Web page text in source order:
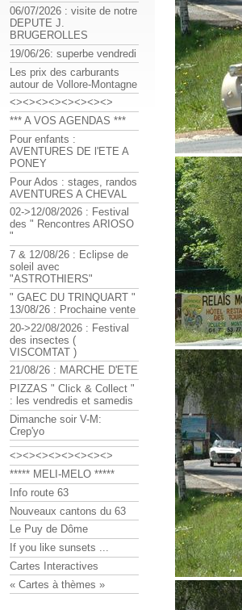
06/07/2026 : visite de notre
DEPUTE J.
BRUGEROLLES
19/06/26: superbe vendredi
Les prix des carburants
autour de Vollore-Montagne
<><><><><><><><>
*** A VOS AGENDAS ***
Pour enfants :
AVENTURES DE l'ETE A
PONEY
Pour Ados : stages, randos
AVENTURES A CHEVAL
02->12/08/2026 : Festival
des " Rencontres ARIOSO
"
7 & 12/08/26 : Eclipse de
soleil avec
"ASTROTHIERS"
" GAEC DU TRINQUART "
13/08/26 : Prochaine vente
20->22/08/2026 : Festival
des insectes (
VISCOMTAT )
21/08/26 : MARCHE D'ETE
PIZZAS " Click & Collect "
: les vendredis et samedis
Dimanche soir V-M:
Crep'yo
<><><><><><><><>
***** MELI-MELO *****
Info route 63
Nouveaux cantons du 63
Le Puy de Dôme
If you like sunsets ...
Cartes Interactives
« Cartes à thèmes »